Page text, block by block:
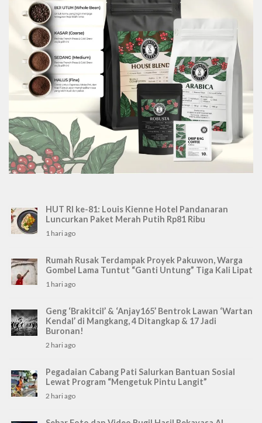
HUT RI ke-81: Louis Kienne Hotel Pandanaran
Luncurkan Paket Merah Putih Rp81 Ribu
1 hari ago
Rumah Rusak Terdampak Proyek Pakuwon, Warga
Gombel Lama Tuntut “Ganti Untung” Tiga Kali Lipat
1 hari ago
Geng ‘Brakitcil’ & ‘Anjay165’ Bentrok Lawan ‘Wartan
Kendal’ di Mangkang, 4 Ditangkap & 17 Jadi
Buronan!
2 hari ago
Pegadaian Cabang Pati Salurkan Bantuan Sosial
Lewat Program “Mengetuk Pintu Langit”
2 hari ago